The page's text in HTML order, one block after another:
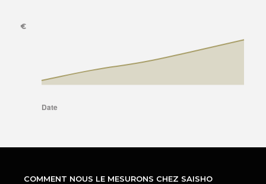
COMMENT NOUS LE MESURONS CHEZ SAISHO